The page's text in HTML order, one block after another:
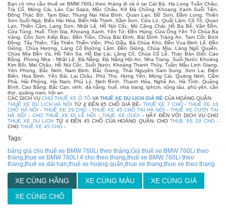
Bạn có nhu cầu thuê xe BMW 760Li theo tháng đi và ở tại Cát Bà, Hạ Long Tuần Châu,
Trà Cổ, Móng Cái, Lào Cai Sapa, Mộc Châu, K9 Đá Chông, Khoang Xanh Suối Tiên,
Động Thác Bờ, Tam Đảo, Thung Nai Hòa Bình, Quan Lạn, Đồ Sơn, Đầm Long, Thiên
Sơn Suối Ngà, Biển Hải Hòa, Biển Hải Thịnh, Sầm Sơn, Cửa Lò, Quất Lâm, Cô Tô, Quan
Lạn, Thiên Cầm, Lạng Sơn, Nhật Lệ, Hồ Núi Cốc, Mù Căng Chải, Hồ Ba Bể, Vân Đồn,
Cửa Tùng, Huế, Tĩnh Gia, Khoang Xanh, Yên Tử, Đền Hùng, Cửa Ông Yên Tử Chùa Ba
Vàng, Côn Sơn Kiếp Bạc, Đền Trần, Chùa Bái Đính, Bái Đính Tràng An, Tam Cốc Bích
Động, Tây Thiên, Tây Thiên Thiền Viện, Phủ Giầy, Bà Chúa Kho, Đền Vua Đinh Lê, Đền
Gióng, Chùa Hương, Làng Cổ Đường Lâm, Đền Gióng, Chùa Mía, Lăng Ngô Quyền,
Chùa Mía Đền Và, Hồ Tiên Sa, Hồ Đại Lải, Lăng Cô, Chùa Cổ Lễ, Thác Bản Giốc Cao
Bằng, Phong Nha - Nhật Lệ, Đà Nẵng, Đà Nẵng Hội An, Nha Trang, Suối Nước Khoáng
Kim Bôi, Mai Châu, Hồ Núi Cốc, Suối Nước Khoáng Thanh Thủy, Tuần Mẫu Linh Giang,
Yên Phong, Bắc Ninh, Nam Định, Bắc Giang, Thái Nguyên Sam Sung, Sơn La, Điện
Biên, Hoa Binh, Yên Bái, Lai Châu, Phú Thọ, Hưng Yên, Móng Cái, Quảng Ninh, Cẩm
Phả, Hải Phòng, Hà Nam, Phủ Lý, Ninh Bình, Thanh Hóa, Nghệ An, Hà Tĩnh, Quảng
Bình, Cao Bằng, Bắc Cạn, vinh, đà nẵng, huế, nha trang, tphcm, vũng tàu, phú yên, cần
thơ, quảng nam, hội an.
CÁC DỊCH VỤ CHO THUÊ XE Ô TÔ VA THUÊ XE DU LỊCH GIÁ RẺ CỦA HOÀNG QUÂN:
THUÊ XE DU LỊCH HÀ NỘI TỪ 4 ĐẾN 45 CHỖ GIÁ RẺ- THUÊ XE 7 CHỖ- THUÊ XE 16
CHỖ HÀ NỘI -THUÊ XE 29 CHỖ -THUÊ XE 45 CHỖ TẠI HÀ NỘI -THUÊ XE CƯỚI TẠI
HÀ NỘI - CHO THUÊ XE ĐI LỄ HỘI -THUE XE CUOI - HÃY ĐẾN VỚI DỊCH VỤ CHO
THUE XE DU LICH TỪ 4 ĐẾN 45 CHỖ CỦA HOÀNG QUÂN: CHOTHUE XE 29 CHO-
CHO THUÊ XE 45 CHỖ -
Tags:
bảng giá cho thuê xe BMW 760Li theo tháng Giá thuê xe BMW 760Li theo
tháng thue xe BMW 760LI 4 cho theo thang thuê xe BMW 760Li theo
tháng thuê xe dài hạn thuê xe hoàng quân thue xe thang thue xe theo thang
XE CÙNG HÃNG XE CÙNG MÀU
XE CÙNG GIÁ
XE CÙNG CHỖ